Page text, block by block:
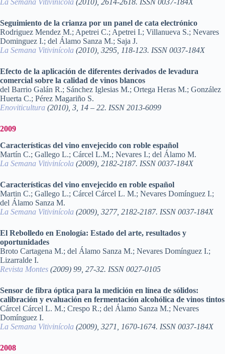
Seguimiento de la crianza por un panel de cata electrónico
Rodriguez Mendez M.; Apetrei C.; Apetrei I.; Villanueva S.; Nevares
Dominguez I.; del Álamo Sanza M.; Saja J.
La Semana Vitivinícola (2010), 3295, 118-123. ISSN 0037-184X
Efecto de la aplicación de diferentes derivados de levadura
comercial sobre la calidad de vinos blancos
del Barrio Galán R.; Sánchez Iglesias M.; Ortega Heras M.; González
Huerta C.; Pérez Magariño S.
Enoviticultura (2010), 3, 14 – 22. ISSN 2013-6099
2009
Características del vino envejecido con roble español
Martín C.; Gallego L.; Cárcel L.M.; Nevares I.; del Álamo M.
La Semana Vitivinícola (2009), 2182-2187. ISSN 0037-184X
Características del vino envejecido en roble español
Martin C.; Gallego L.; Cárcel Cárcel L. M.; Nevares Domínguez I.;
del Álamo Sanza M.
La Semana Vitivinícola (2009), 3277, 2182-2187. ISSN 0037-184X
El Rebolledo en Enología: Estado del arte, resultados y
oportunidades
Broto Cartagena M.; del Álamo Sanza M.; Nevares Domínguez I.;
Lizarralde I.
Revista Montes (2009) 99, 27-32. ISSN 0027-0105
Sensor de fibra óptica para la medición en línea de sólidos:
calibración y evaluación en fermentación alcohólica de vinos tintos
Cárcel Cárcel L. M.; Crespo R.; del Álamo Sanza M.; Nevares
Domínguez I.
La Semana Vitivinícola (2009), 3271, 1670-1674. ISSN 0037-184X
2008